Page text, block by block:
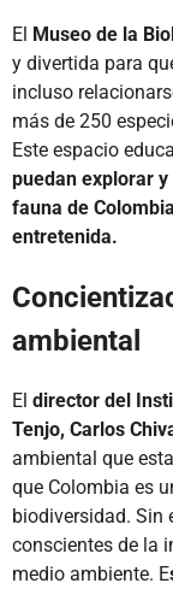
El Museo de la
y divertida para
incluso
más de 250
Este espacio
puedan explorar
fauna de
entretenida.
ambiental
El director del
Tenjo, Carlos
ambiental que
que Colombia es
biodiversidad. Sin
conscientes de la
medio ambiente. E